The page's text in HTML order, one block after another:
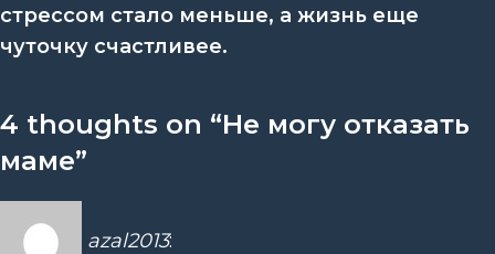
стрессом стало меньше, а жизнь еще
чуточку счастливее.
4 thoughts on “Не могу отказать
маме”
azal2013: